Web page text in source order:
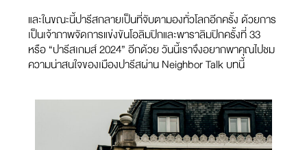
และในขณะนี้ปารีสกลายเป็นที่จับตามองทั่วโลกอีกครั้ง ด้วยการ
เป็นเจ้าภาพจัดการแข่งขันโอลิมปิกและพาราลิมปิกครั้งที่ 33
หรือ “ปารีสเกมส์ 2024” อีกด้วย วันนี้เราจึงอยากพาคุณไปชม
ความน่าสนใจของเมืองปารีสผ่าน Neighbor Talk บทนี้